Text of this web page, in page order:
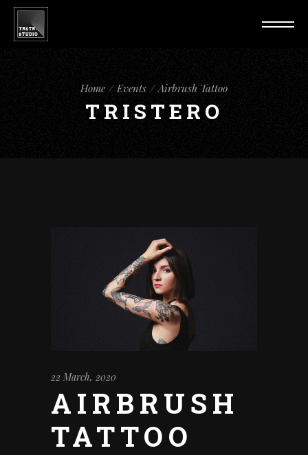
Home Events Airbrush Tattoo
TRISTERO
22 March, 2020
AIRBRUSH
TATTOO